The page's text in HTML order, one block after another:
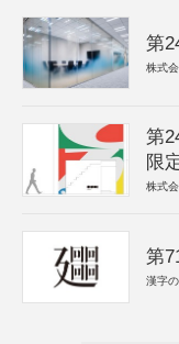
第
株式
第
限
株式
第
漢字